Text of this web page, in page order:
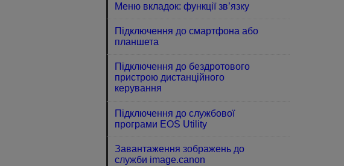
Меню вкладок: функції зв’язку
Підключення до смартфона або
планшета
Підключення до бездротового
пристрою дистанційного
керування
Підключення до службової
програми EOS Utility
Завантаження зображень до
служби image.canon